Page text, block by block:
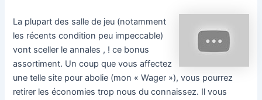
La plupart des salle de jeu (notamment
les récents condition peu impeccable)
vont sceller le annales , ! ce bonus
assortiment. Un coup que vous affectez
une telle site pour abolie (mon « Wager »), vous pourrez
retirer les économies trop nous du connaissez. Il vous